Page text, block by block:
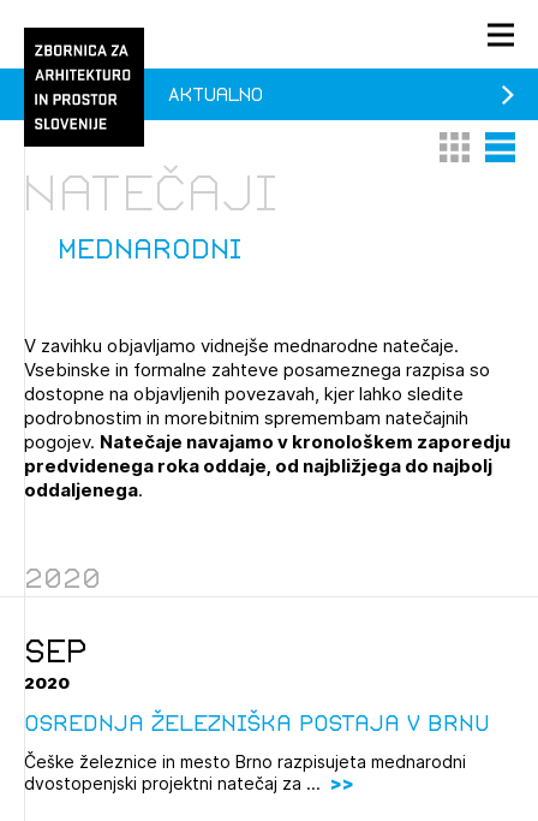
PRIJAVA
KONTAKT
Praksa
O ZAPS
1/1
Pozdravljeni
Prijavite se s svojim ZAPS uporabniškim imenom in geslom.
POZABLJENO GESLO
REGISTRIRAJTE SE
Thumbnail
List
mednarodni
natečaji
V zavihku objavljamo vidnejše mednarodne natečaje.
Vsebinske in formalne zahteve posameznega razpisa so
dostopne na objavljenih povezavah, kjer lahko sledite
podrobnostim in morebitnim spremembam natečajnih
pogojev. Natečaje navajamo v kronološkem zaporedju
predvidenega roka oddaje, od najbližjega do najbolj
oddaljenega.
Aktualno
2020
SEP
2020
Osrednja železniška postaja v Brnu
Češke železnice in mesto Brno razpisujeta mednarodni
dvostopenjski projektni natečaj za ...
1/2
Prijava na novičnik
Ostanite na tekočem z novicami in se naročite na
Novičnike. Označite svojo izbiro.
Novičnike vam bomo pošiljali na vaš elektronski naslov.
Mesečni novičnik
Tedenski novičnik javnih naročil
Dnevne medijske objave
NAPREJ